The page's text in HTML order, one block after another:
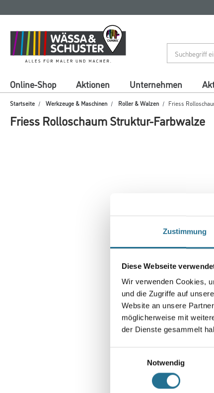
Zustimmung
Diese Webseite
Wir verwenden Cookies,
und die Zugriffe auf
Website an unsere
möglicherweise mit
der Dienste gesammelt
Notwendig
springen
springen
Online-Shop Aktionen Unternehmen
Startseite Werkzeuge & Maschinen Roller & Walzen Friess
Friess Rolloschaum Struktur-Farbwalze